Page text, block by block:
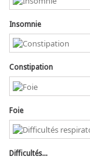
Insomnie
Constipation
Foie
Difficultés...